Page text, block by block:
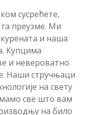
сусрећете,
преузме. Ми
и наша
Купцима
и невероватно
Наши стручњаци
на свету
све што вам
на било